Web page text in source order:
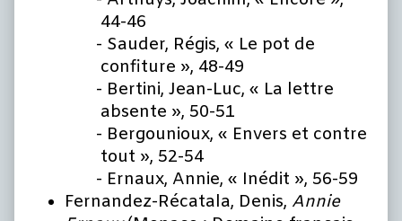
44-46
Sauder, Régis, « Le pot de
confiture », 48-49
Bertini, Jean-Luc, « La lettre
absente », 50-51
Bergounioux, « Envers et contre
tout », 52-54
Ernaux, Annie, « Inédit », 56-59
Fernandez-Récatala, Denis, Annie